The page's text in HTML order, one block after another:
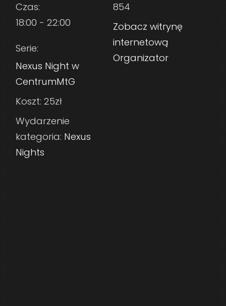
Czas:
18:00 - 22:00
Serie:
Nexus Night w
CentrumMtG
Koszt: 25zł
Wydarzenie
kategoria: Nexus
Nights
854
Zobacz witrynę
internetową
Organizator